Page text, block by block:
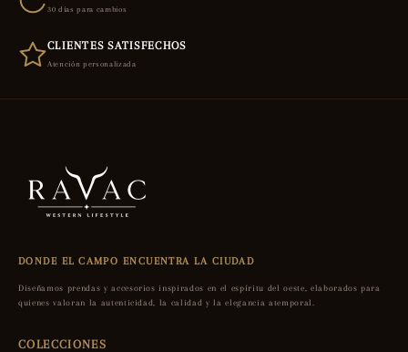
30 días para cambios
CLIENTES SATISFECHOS
Atención personalizada
DONDE EL CAMPO ENCUENTRA LA CIUDAD
Diseñamos prendas y accesorios inspirados en el espíritu del oeste, elaborados para
quienes valoran la autenticidad, la calidad y la elegancia atemporal.
COLECCIONES